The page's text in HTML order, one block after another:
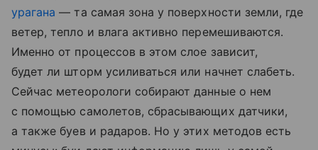
урагана — та самая зона у поверхности земли, где
ветер, тепло и влага активно перемешиваются.
Именно от процессов в этом слое зависит,
будет ли шторм усиливаться или начнет слабеть.
Сейчас метеорологи собирают данные о нем
с помощью самолетов, сбрасывающих датчики,
а также буев и радаров. Но у этих методов есть